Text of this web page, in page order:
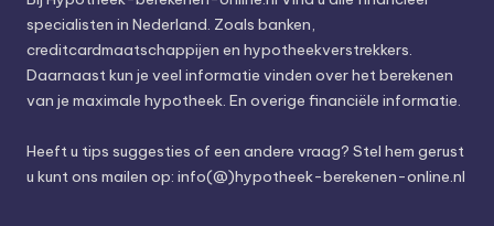
specialisten in Nederland. Zoals banken,
creditcardmaatschappijen en hypotheekverstrekkers.
Daarnaast kun je veel informatie vinden over het berekenen
van je maximale hypotheek. En overige financiële informatie.
Heeft u tips suggesties of een andere vraag? Stel hem gerust
u kunt ons mailen op: info(@)hypotheek-berekenen-online.nl